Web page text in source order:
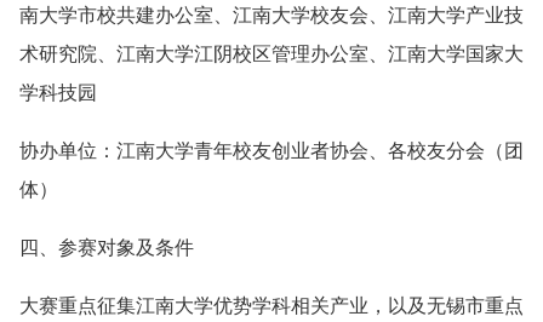
南大学市校共建办公室、江南大学校友会、江南大学产业技
术研究院、江南大学江阴校区管理办公室、江南大学国家大
学科技园
协办单位：江南大学青年校友创业者协会、各校友分会（团
体）
四、参赛对象及条件
大赛重点征集江南大学优势学科相关产业，以及无锡市重点